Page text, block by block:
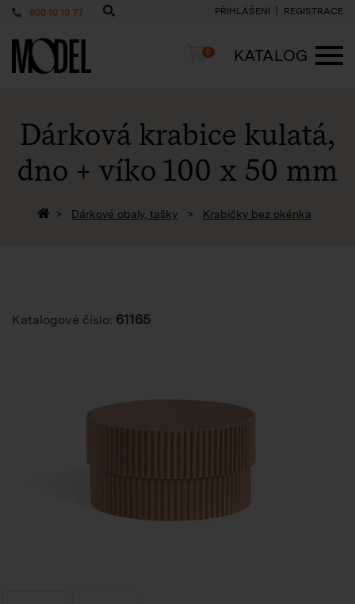
800 10 10 77 PŘIHLÁŠENÍ REGISTRACE
PackShop Košík
0
KATALOG
Dárková krabice kulatá,
dno + víko 100 x 50 mm
Zpět na homepage
Dárkové obaly, tašky Krabičky bez okénka
Katalogové číslo: 61165